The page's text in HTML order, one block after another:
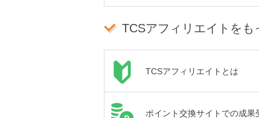
TCSアフィリエイトをも
TCSアフィリエイトとは
ポイント交換サイトでの成果